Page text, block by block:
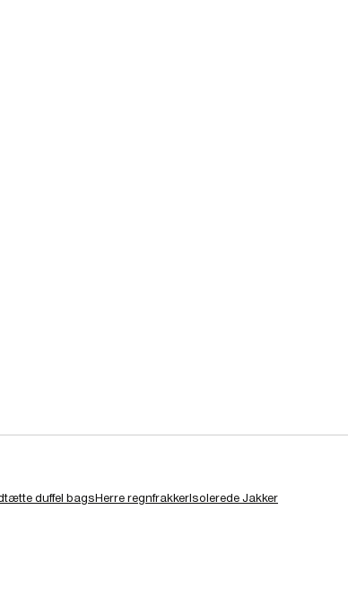
duffel bagsHerre regnfrakkerIsolerede Jakker